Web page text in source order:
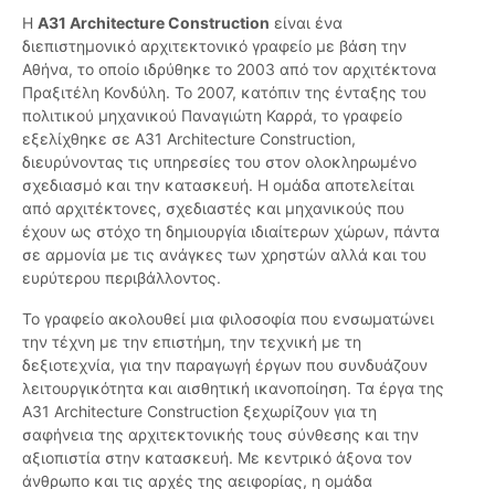
Η A31 Architecture Construction είναι ένα
διεπιστημονικό αρχιτεκτονικό γραφείο με βάση την
Αθήνα, το οποίο ιδρύθηκε το 2003 από τον αρχιτέκτονα
Πραξιτέλη Κονδύλη. Το 2007, κατόπιν της ένταξης του
πολιτικού μηχανικού Παναγιώτη Καρρά, το γραφείο
εξελίχθηκε σε A31 Architecture Construction,
διευρύνοντας τις υπηρεσίες του στον ολοκληρωμένο
σχεδιασμό και την κατασκευή. Η ομάδα αποτελείται
από αρχιτέκτονες, σχεδιαστές και μηχανικούς που
έχουν ως στόχο τη δημιουργία ιδιαίτερων χώρων, πάντα
σε αρμονία με τις ανάγκες των χρηστών αλλά και του
ευρύτερου περιβάλλοντος.
Το γραφείο ακολουθεί μια φιλοσοφία που ενσωματώνει
την τέχνη με την επιστήμη, την τεχνική με τη
δεξιοτεχνία, για την παραγωγή έργων που συνδυάζουν
λειτουργικότητα και αισθητική ικανοποίηση. Τα έργα της
A31 Architecture Construction ξεχωρίζουν για τη
σαφήνεια της αρχιτεκτονικής τους σύνθεσης και την
αξιοπιστία στην κατασκευή. Με κεντρικό άξονα τον
άνθρωπο και τις αρχές της αειφορίας, η ομάδα